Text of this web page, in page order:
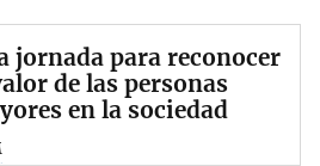
jornada para reconocer
de las personas
en la sociedad